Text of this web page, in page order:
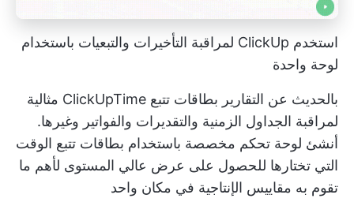
استخدم ClickUp لمراقبة التأخيرات والتبعيات باستخدام
لوحة واحدة
بالحديث عن التقارير بطاقات تتبع ClickUpTime
مثالية
لمراقبة الجداول الزمنية والتقديرات والفواتير وغيرها.
أنشئ لوحة تحكم مخصصة باستخدام بطاقات تتبع الوقت
التي تختارها للحصول على عرض عالي المستوى لأهم ما
تقوم به مقاييس الإنتاجية في مكان واحد